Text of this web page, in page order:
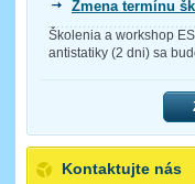
Zmena termínu
Školenia a workshop
antistatiky (2 dni) sa
Kontaktujte nás